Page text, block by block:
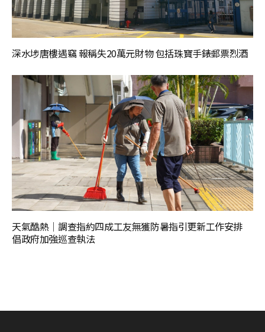
深水埗唐樓遇竊 報稱失20萬元財物 包括珠寶手錶郵票烈酒
天氣酷熱│調查指約四成工友無獲防暑指引更新工作安排
倡政府加強巡查執法